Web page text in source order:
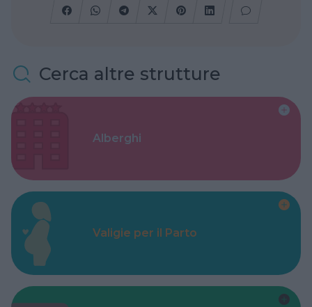
Cerca altre strutture
Alberghi
Valigie per il Parto